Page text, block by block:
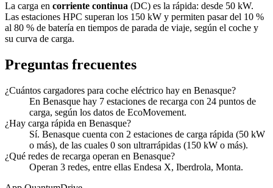
La carga en corriente continua (DC) es la rápida: desde 50 kW.
Las estaciones HPC superan los 150 kW y permiten pasar del 10 %
al 80 % de batería en tiempos de parada de viaje, según el coche y
su curva de carga.
Preguntas frecuentes
¿Cuántos cargadores para coche eléctrico hay en Benasque?
En Benasque hay 7 estaciones de recarga con 24 puntos de
carga, según los datos de EcoMovement.
¿Hay carga rápida en Benasque?
Sí. Benasque cuenta con 2 estaciones de carga rápida (50 kW
o más), de las cuales 0 son ultrarrápidas (150 kW o más).
¿Qué redes de recarga operan en Benasque?
Operan 3 redes, entre ellas Endesa X, Iberdrola, Monta.